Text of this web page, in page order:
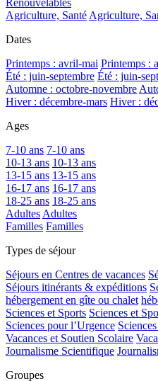
Renouvelables
Agriculture, SantéAgriculture,
Dates
Printemps : avril-mai Printemps :
Été : juin-septembre Été : juin-
Automne : octobre-novembre
Hiver : décembre-mars Hiver :
Ages
7-10 ans 7-10 ans
10-13 ans 10-13 ans
13-15 ans 13-15 ans
16-17 ans 16-17 ans
18-25 ans 18-25 ans
AdultesAdultes
Familles Familles
Types de séjour
Séjours en Centres de vacances
Séjours itinérants & expéditions
hébergement en gîte ou chalet
Sciences et Sports Sciences et
Sciences pour l’Urgence
Vacances et Soutien Scolaire
Journalisme Scientifique
Groupes